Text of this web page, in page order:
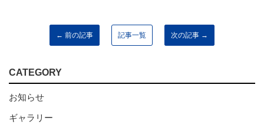
← 前の記事 記事一覧 次の記事 →
CATEGORY
お知らせ
ギャラリー